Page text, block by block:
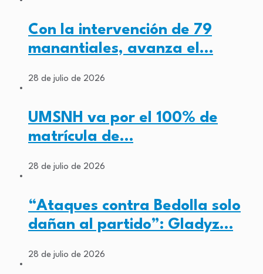
Con la intervención de 79
manantiales, avanza el…
28 de julio de 2026
UMSNH va por el 100% de
matrícula de…
28 de julio de 2026
“Ataques contra Bedolla solo
dañan al partido”: Gladyz…
28 de julio de 2026